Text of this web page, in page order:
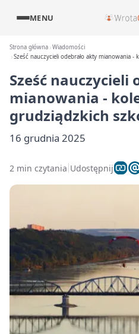
MENU
Strona główna Wiadomości
Sześć nauczycieli odebrało akty mianowania
Sześć nauczycieli
mianowania -
grudziądzkich
16 grudnia 2025
2 min czytania Udostępnij